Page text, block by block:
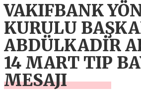
VAKIFBANK
KURULU
ABDÜLKADİR
14 MART TIP
MESAJI